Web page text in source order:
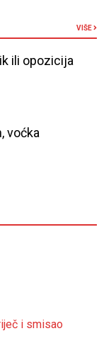
VIŠE
ili opozicija
voćka
i smisao